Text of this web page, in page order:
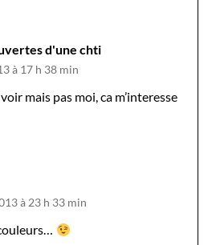
d'une chti
à 17 h 38 min
mais pas moi, ca m’interesse
à 23 h 33 min